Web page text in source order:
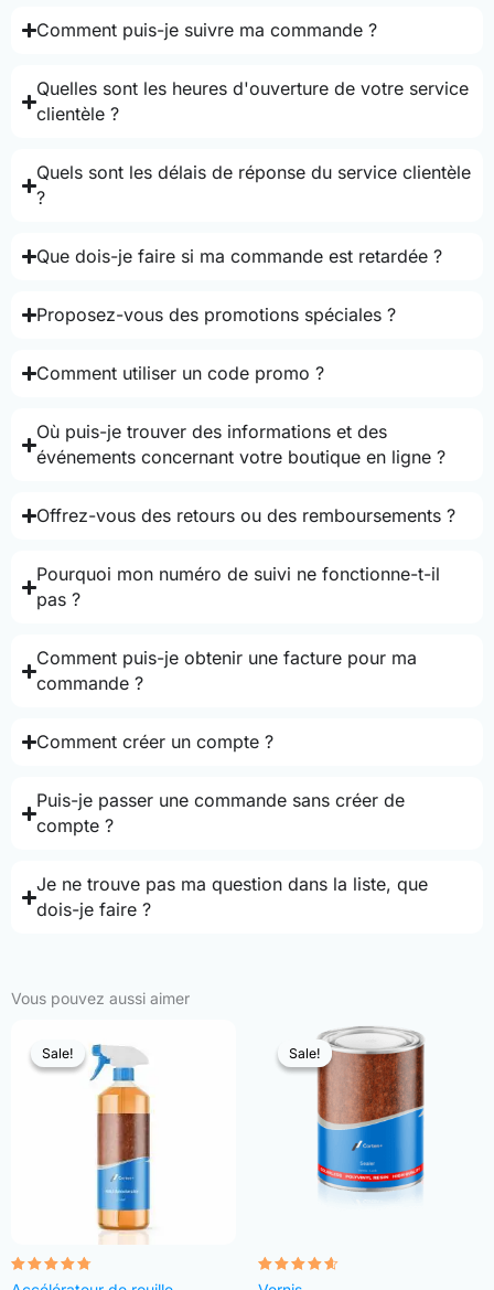
Comment puis-je suivre ma commande ?
Quelles sont les heures d'ouverture de votre service
clientèle ?
Quels sont les délais de réponse du service clientèle
?
Que dois-je faire si ma commande est retardée ?
Proposez-vous des promotions spéciales ?
Comment utiliser un code promo ?
Où puis-je trouver des informations et des
événements concernant votre boutique en ligne ?
Offrez-vous des retours ou des remboursements ?
Pourquoi mon numéro de suivi ne fonctionne-t-il
pas ?
Comment puis-je obtenir une facture pour ma
commande ?
Comment créer un compte ?
Puis-je passer une commande sans créer de
compte ?
Je ne trouve pas ma question dans la liste, que
dois-je faire ?
Vous pouvez aussi aimer
Sale!
Sale!
Rated
Sale!
Sale!
Rated